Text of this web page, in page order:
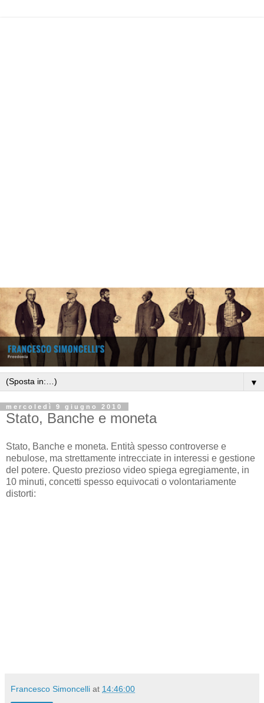
▼
mercoledì 9 giugno 2010
Stato, Banche e moneta
Stato, Banche e moneta. Entità spesso controverse e
nebulose, ma strettamente intrecciate in interessi e gestione
del potere. Questo prezioso video spiega egregiamente, in
10 minuti, concetti spesso equivocati o volontariamente
distorti:
Francesco Simoncelli at 14:46:00